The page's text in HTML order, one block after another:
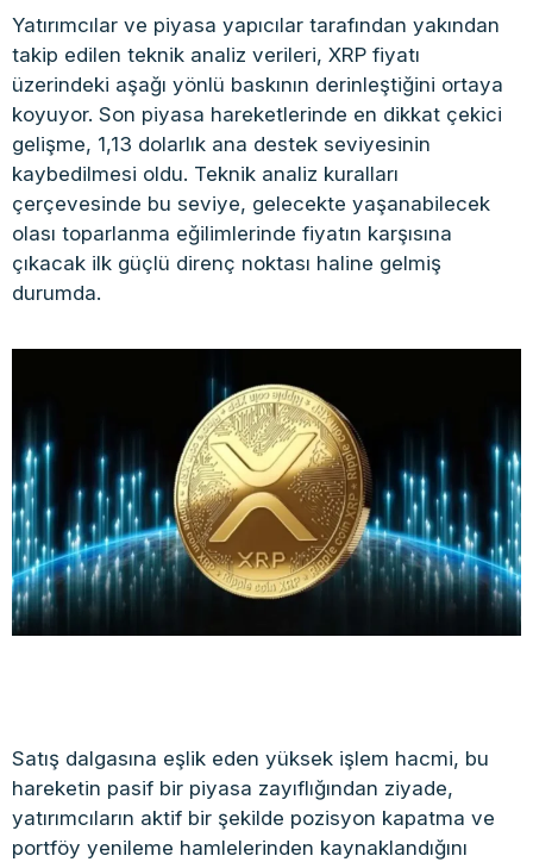
Yatırımcılar ve piyasa yapıcılar tarafından yakından
takip edilen teknik analiz verileri, XRP fiyatı
üzerindeki aşağı yönlü baskının derinleştiğini ortaya
koyuyor. Son piyasa hareketlerinde en dikkat çekici
gelişme, 1,13 dolarlık ana destek seviyesinin
kaybedilmesi oldu. Teknik analiz kuralları
çerçevesinde bu seviye, gelecekte yaşanabilecek
olası toparlanma eğilimlerinde fiyatın karşısına
çıkacak ilk güçlü direnç noktası haline gelmiş
durumda.
Satış dalgasına eşlik eden yüksek işlem hacmi, bu
hareketin pasif bir piyasa zayıflığından ziyade,
yatırımcıların aktif bir şekilde pozisyon kapatma ve
portföy yenileme hamlelerinden kaynaklandığını